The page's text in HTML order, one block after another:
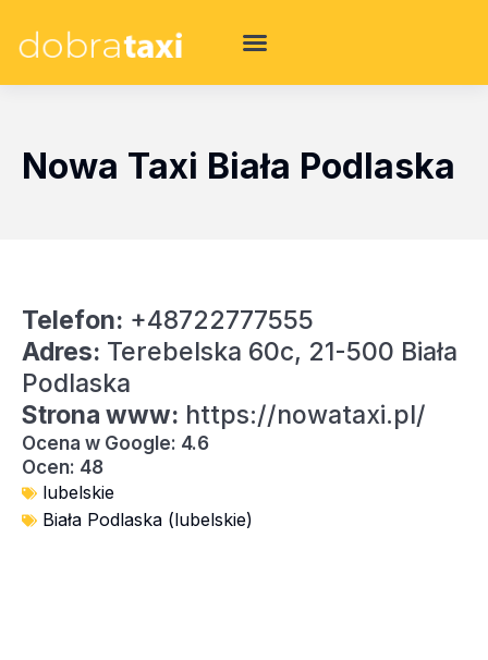
Nowa Taxi Biała Podlaska
Telefon: +48722777555
Adres: Terebelska 60c, 21-500 Biała
Podlaska
Strona www: https://nowataxi.pl/
Ocena w Google: 4.6
Ocen: 48
lubelskie
Biała Podlaska (lubelskie)